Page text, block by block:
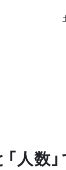
「人数